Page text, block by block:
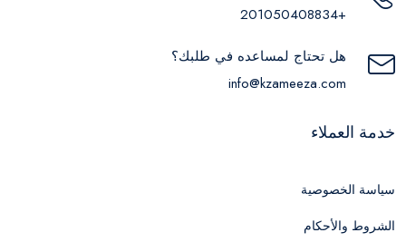
+201050408834
هل تحتاج لمساعده في طلبك؟
info@kzameeza.com
خدمة العملاء
سياسة الخصوصية
الشروط والأحكام